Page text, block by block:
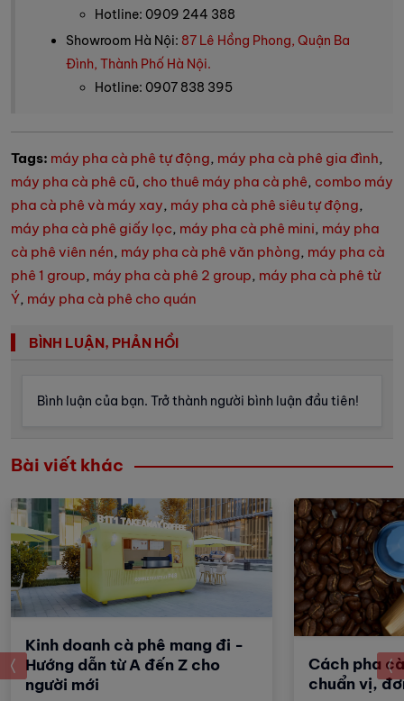
Hotline: 0909 244 388
Showroom Hà Nội: 87 Lê Hồng Phong, Quận Ba
Đình, Thành Phố Hà Nội.
Hotline: 0907 838 395
Tags: máy pha cà phê tự động, máy pha cà phê gia đình,
máy pha cà phê cũ, cho thuê máy pha cà phê, combo máy
pha cà phê và máy xay, máy pha cà phê siêu tự động,
máy pha cà phê giấy lọc, máy pha cà phê mini, máy pha
cà phê viên nén, máy pha cà phê văn phòng, máy pha cà
phê 1 group, máy pha cà phê 2 group, máy pha cà phê từ
Ý, máy pha cà phê cho quán
BÌNH LUẬN, PHẢN HỒI
Bình luận của bạn. Trở thành người bình luận đầu tiên!
Bài viết khác
Kinh doanh cà phê mang đi -
Hướng dẫn từ A đến Z cho
người mới
Cách pha
chuẩn vị,
prev